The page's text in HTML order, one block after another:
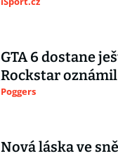
GTA 6 dostane
Rockstar
Poggers
Nová láska ve